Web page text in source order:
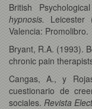
British
hypnosis. Leicester
Valencia: Promolibro.
Bryant, R.A. (1993).
chronic pain
Cangas, A., y
cuestionario de
sociales. Revista